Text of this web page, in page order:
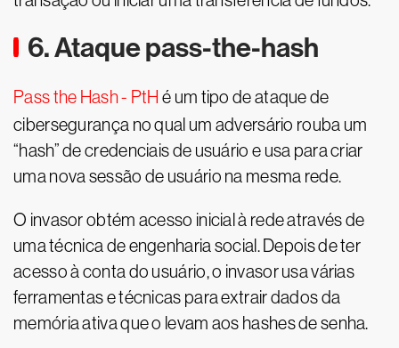
6. Ataque pass-the-hash
Pass the Hash - PtH é um tipo de ataque de
cibersegurança no qual um adversário rouba um
“hash” de credenciais de usuário e usa para criar
uma nova sessão de usuário na mesma rede.
O invasor obtém acesso inicial à rede através de
uma técnica de engenharia social. Depois de ter
acesso à conta do usuário, o invasor usa várias
ferramentas e técnicas para extrair dados da
memória ativa que o levam aos hashes de senha.